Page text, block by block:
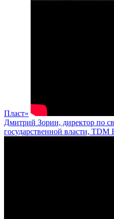
Пласт»
Дмитрий Зорин, директор по
государственной власти, TDM